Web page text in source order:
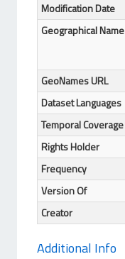
Modification Date
Geographical Name
GeoNames URL
Dataset Languages
Temporal Coverage
Rights Holder
Frequency
Version Of
Creator
Additional Info